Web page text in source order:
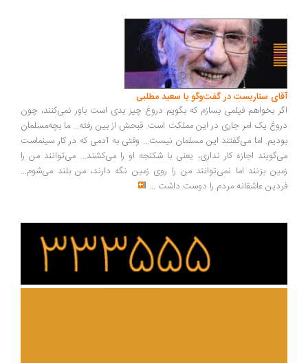
آقای سناریست در گفت‌وگو با سعید مطلبی
اگر بخواهم فیلمی بسازم که بگویم دروغ چیز بدی است باور نمی‌کنند، چون
دروغ یک امر جاری در این مملکت است. قبحش از بین رفته... ما بچه‌مسلمان
بودیم. اما می‌گفتند این مسلمان نیست... وقتی به آدمی که در کار سینماست
می‌گویند اجازه کار نداری، یعنی با شکنجه او را می‌کشند... می‌توانند من را
زمین بزنند اما نمی‌توانند من را روی زمین نگه دارند، من بلند می‌شوم...
فردین عاشقانه مردم را دوست داشت ...